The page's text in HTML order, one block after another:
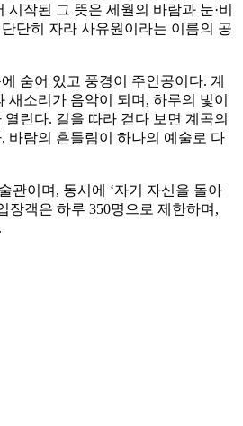
작된 그 뜻은 세월의 바람과 눈·비
단히 자라 사유원이라는 이름의 공
숨어 있고 풍경이 주인공이다. 계
새소리가 음악이 되며, 하루의 빛이
린다. 길을 따라 걷다 보면 계곡의
바람의 흔들림이 하나의 예술로 다
관이며, 동시에 ‘자기 자신을 돌아
장객은 하루 350명으로 제한하며,